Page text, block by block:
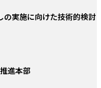
の実施に向けた技術的検討
進本部